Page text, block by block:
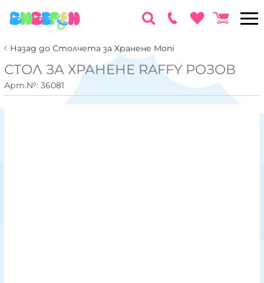
Назад до Столчета за Хранене Moni
СТОЛ ЗА ХРАНЕНЕ RAFFY РОЗОВ
Арт.№: 36081